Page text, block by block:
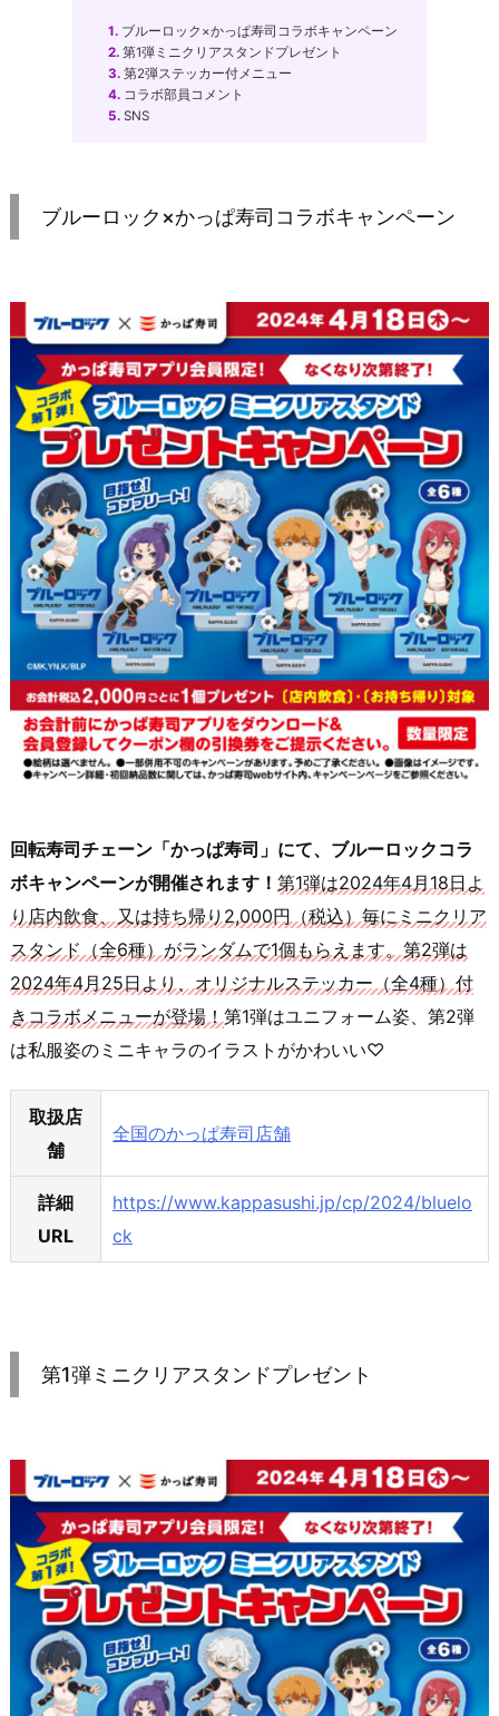
1. ブルーロック×かっぱ寿司コラボキャンペーン
2. 第1弾ミニクリアスタンドプレゼント
3. 第2弾ステッカー付メニュー
4. コラボ部員コメント
5. SNS
ブルーロック×かっぱ寿司コラボキャンペーン
回転寿司チェーン「かっぱ寿司」にて、ブルーロックコラ
ボキャンペーンが開催されます！ 第1弾は2024年4月18日よ
り店内飲食、又は持ち帰り2,000円（税込）毎にミニクリア
スタンド（全6種）がランダムで1個もらえます。第2弾は
2024年4月25日より、オリジナルステッカー（全4種）付
きコラボメニューが登場！第1弾はユニフォーム姿、第2弾
は私服姿のミニキャラのイラストがかわいい♡
取扱店
舗
全国のかっぱ寿司店舗
詳細
URL
https://www.kappasushi.jp/cp/2024/bluelo
ck
第1弾ミニクリアスタンドプレゼント